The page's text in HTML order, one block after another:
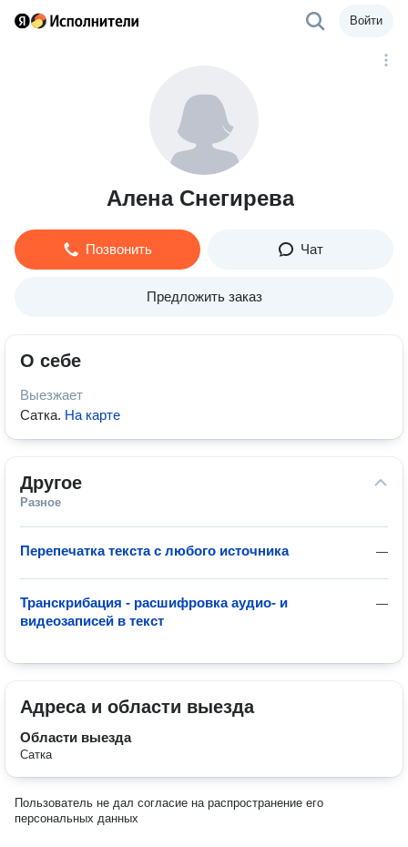
Войти
Алена Снегирева
Позвонить Чат
Предложить заказ
О себе
Выезжает
Сатка. На карте
Другое
Разное
—
Перепечатка текста с любого источника
—
Транскрибация - расшифровка аудио- и
видеозаписей в текст
Адреса и области выезда
Области выезда
Сатка
Пользователь не дал согласие на распространение его
персональных данных